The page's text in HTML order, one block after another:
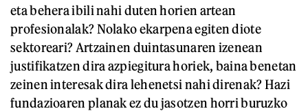
eta behera ibili nahi duten horien artean
profesionalak? Nolako ekarpena egiten diote
sektoreari? Artzainen duintasunaren izenean
justifikatzen dira azpiegitura horiek, baina benetan
zeinen interesak dira lehenetsi nahi direnak? Hazi
fundazioaren planak ez du jasotzen horri buruzko